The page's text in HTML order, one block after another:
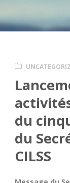
du
du
CILSS